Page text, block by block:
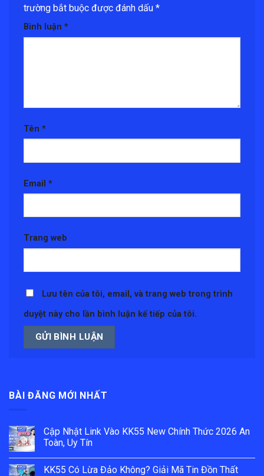
trường bắt buộc được đánh dấu *
Bình luận *
Tên *
Email *
Trang web
Lưu tên của tôi, email, và trang web trong trình
duyệt này cho lần bình luận kế tiếp của tôi.
BÀI ĐĂNG MỚI NHẤT
Cập Nhật Link Vào KK55 New Chính Thức 2026 An
Toàn, Uy Tín
bình
KK55 Có Lừa Đảo Không? Giải Mã Tin Đồn Thất